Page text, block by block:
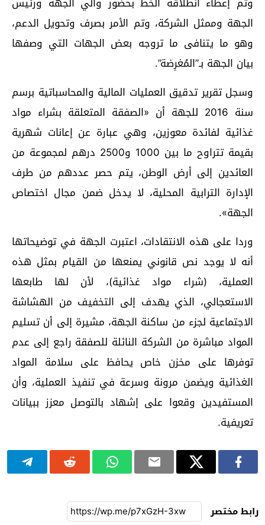
الجهة وممثل الشركة، وتم الأمر بصرف وتحويل الدعم،
وهو ما يتنافى ما تروجه بعض الجهات التي وصفها
بيان الجهة بـ”المُغرِضة”.
وسجل تقرير تدقيق العمليات المالية والمحاسباتية برسم
سنة 2016 للجهة أن «الصفقة المتعلقة بشراء مواد
غذائية لفائدة معوزين، وهي عبارة عن إعانات شهرية
بقيمة تتراوح ما بين 1000 و2500 درهم لمجموعة من
العائدين إلى أرض الوطن، يتم حصر عددهم من طرف
الإدارة الترابية المحلية، لا يدخل ضمن مجال اختصاص
الجهة».
وردا على هذه الانتقادات، اعتبرت الجهة في توضيحاتها
أنه لا يوجد نص قانوني يمنعها من القيام بمثل هذه
العملية، (شراء مواد غذائية)، لأن لها طابعها
الاستعجالي، الذي يهدف إلى التخفيف من الهشاشة
الاجتماعية لجزء من ساكنة الجهة، مشيرة إلى أن تسليم
المواد مباشرة من الشركة النائلة للصفقة راجع إلى عدم
توفرها على مخزن خاص يحافظ على سلامة المواد
الغذائية ويضمن مرونة وسرعة في تنفيذ العملية، وأن
المستفيدين وقعوا على إشهاد بالتوصل معزز ببيانات
تعريفية.
رابط مختصر